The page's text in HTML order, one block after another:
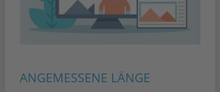
ANGEMESSENE LÄNGE